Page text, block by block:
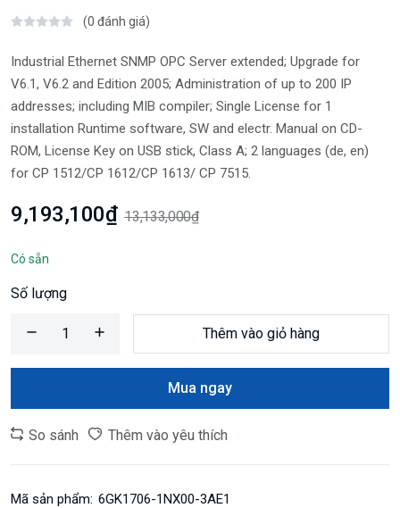
(0 đánh giá)
Industrial Ethernet SNMP OPC Server extended; Upgrade for
V6.1, V6.2 and Edition 2005; Administration of up to 200 IP
addresses; including MIB compiler; Single License for 1
installation Runtime software, SW and electr. Manual on CD-
ROM, License Key on USB stick, Class A; 2 languages (de, en)
for CP 1512/CP 1612/CP 1613/ CP 7515.
9,193,100₫ 13,133,000₫
Có sẵn
Số lượng
Thêm vào giỏ hàng
Mua ngay
So sánh Thêm vào yêu thích
Mã sản phẩm: 6GK1706-1NX00-3AE1